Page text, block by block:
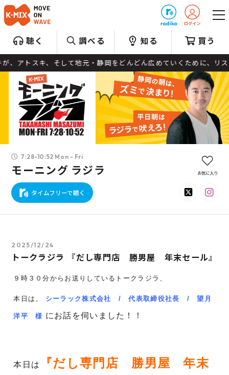
聴く 調べる 知る 買う
キ、そして地元・静岡をどんどん広めていくために、リスナ
7:28-10:52 Mon - Fri
モーニング ラジラ
タイムフリーで聴く
お気に入り
2025/12/24
トークラジラ 『だし専門店 勝男屋 年末セール』
９時３０分からお送りしているトークラジラ、
本日は シーラック株式会社 / 代表取締役社長 / 望月
洋平 様 にお話を伺いました！！
本日は
『だし専門店 勝男屋 年末